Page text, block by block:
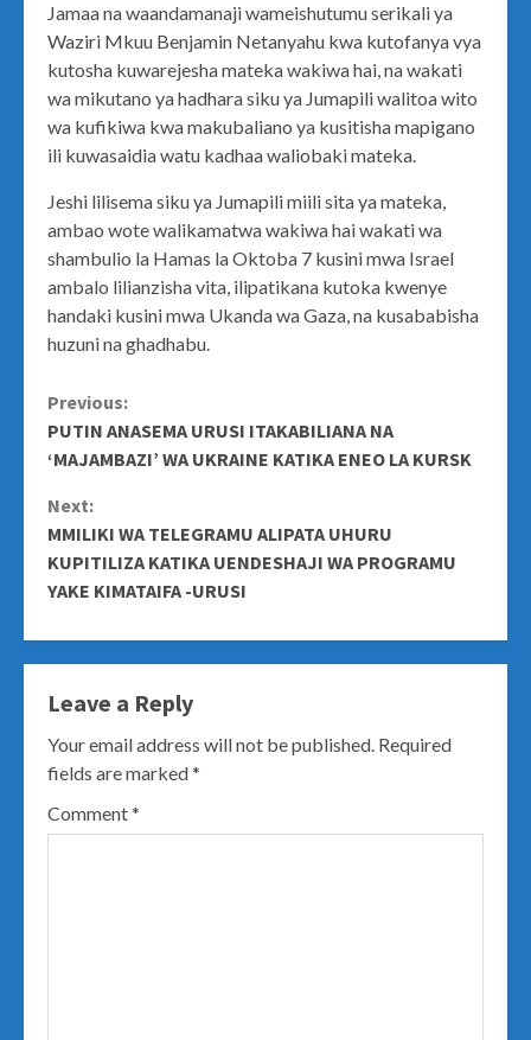
Jamaa na waandamanaji wameishutumu serikali ya
Waziri Mkuu Benjamin Netanyahu kwa kutofanya vya
kutosha kuwarejesha mateka wakiwa hai, na wakati
wa mikutano ya hadhara siku ya Jumapili walitoa wito
wa kufikiwa kwa makubaliano ya kusitisha mapigano
ili kuwasaidia watu kadhaa waliobaki mateka.
Jeshi lilisema siku ya Jumapili miili sita ya mateka,
ambao wote walikamatwa wakiwa hai wakati wa
shambulio la Hamas la Oktoba 7 kusini mwa Israel
ambalo lilianzisha vita, ilipatikana kutoka kwenye
handaki kusini mwa Ukanda wa Gaza, na kusababisha
huzuni na ghadhabu.
Continue
Reading
Previous:
PUTIN ANASEMA URUSI ITAKABILIANA NA
‘MAJAMBAZI’ WA UKRAINE KATIKA ENEO LA KURSK
Next:
MMILIKI WA TELEGRAMU ALIPATA UHURU
KUPITILIZA KATIKA UENDESHAJI WA PROGRAMU
YAKE KIMATAIFA -URUSI
Leave a Reply
Your email address will not be published. Required
fields are marked*
Comment*